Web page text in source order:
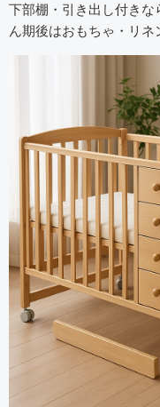
下部棚・引き出し付きな
ん期後はおもちゃ・リネ